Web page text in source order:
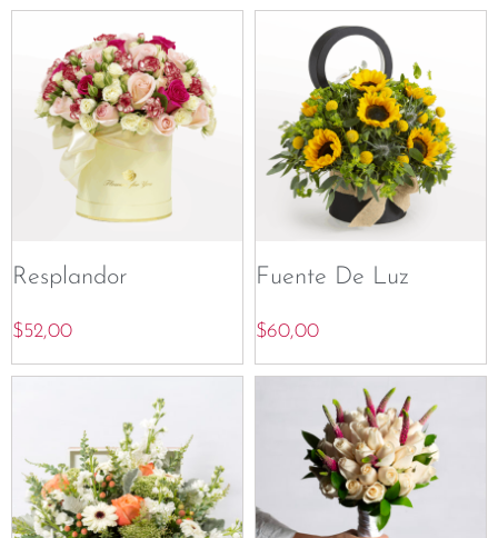
Resplandor
$52,00
Fuente De Luz
$60,00